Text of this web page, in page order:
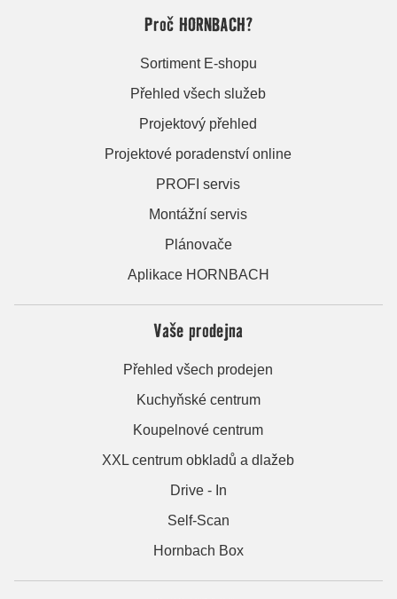
Proč HORNBACH?
Sortiment E-shopu
Přehled všech služeb
Projektový přehled
Projektové poradenství online
PROFI servis
Montážní servis
Plánovače
Aplikace HORNBACH
Vaše prodejna
Přehled všech prodejen
Kuchyňské centrum
Koupelnové centrum
XXL centrum obkladů a dlažeb
Drive - In
Self-Scan
Hornbach Box